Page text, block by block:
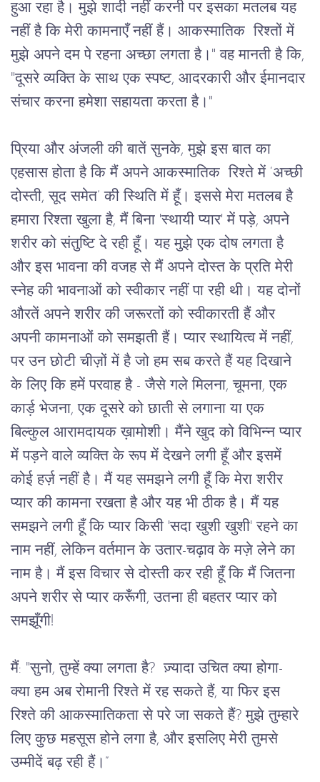
हुआ रहा है। मुझे शादी नहीं करनी पर इसका मतलब यह
नहीं है कि मेरी कामनाएँ नहीं हैं। आकस्मातिक रिश्तों में
मुझे अपने दम पे रहना अच्छा लगता है।" वह मानती है कि,
"दूसरे व्यक्ति के साथ एक स्पष्ट, आदरकारी और ईमानदार
संचार करना हमेशा सहायता करता है।"
प्रिया और अंजली की बातें सुनके, मुझे इस बात का
एहसास होता है कि मैं अपने आकस्मातिक  रिश्ते में ‘अच्छी
दोस्ती, सूद समेत’ की स्थिति में हूँ। इससे मेरा मतलब है
हमारा रिश्ता खुला है, मैं बिना 'स्थायी प्यार' में पड़े, अपने
शरीर को संतुष्टि दे रही हूँ। यह मुझे एक दोष लगता है
और इस भावना की वजह से मैं अपने दोस्त के प्रति मेरी
स्नेह की भावनाओं को स्वीकार नहीं पा रही थी। यह दोनों
औरतें अपने शरीर की जरूरतों को स्वीकारती हैं और
अपनी कामनाओं को समझती हैं। प्यार स्थायित्व में नहीं,
पर उन छोटी चीज़ों में है जो हम सब करते हैं यह दिखाने
के लिए कि हमें परवाह है - जैसे गले मिलना, चूमना, एक
कार्ड़ भेजना, एक दूसरे को छाती से लगाना या एक
बिल्कुल आरामदायक ख़ामोशी। मैंने खुद को विभिन्न प्यार
में पड़ने वाले व्यक्ति के रूप में देखने लगी हूँ और इसमें
कोई हर्ज़ नहीं है। मैं यह समझने लगी हूँ कि मेरा शरीर
प्यार की कामना रखता है और यह भी ठीक है। मैं यह
समझने लगी हूँ कि प्यार किसी 'सदा खुशी खुशी' रहने का
नाम नहीं, लेकिन वर्तमान के उतार-चढ़ाव के मज़े लेने का
नाम है। मैं इस विचार से दोस्ती कर रही हूँ कि मैं जितना
अपने शरीर से प्यार करूँगी, उतना ही बहतर प्यार को
समझूँगी!
मैं: "सुनो, तुम्हें क्या लगता है?  ज़्यादा उचित क्या होगा-
क्या हम अब रोमानी रिश्ते में रह सकते हैं, या फिर इस
रिश्ते की आकस्मातिकता से परे जा सकते हैं? मुझे तुम्हारे
लिए कुछ महसूस होने लगा है, और इसलिए मेरी तुमसे
उम्मीदें बढ़ रही हैं।”